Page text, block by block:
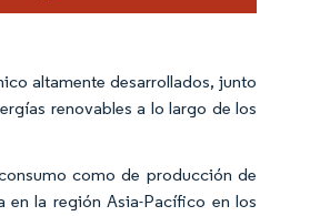
altamente desarrollados, junto
renovables a lo largo de los
como de producción de
en la región Asia-Pacífico en los